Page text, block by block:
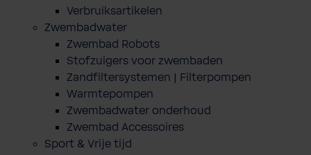
Verbruiksartikelen
Zwembadwater
Zwembad Robots
Stofzuigers voor zwembaden
Zandfiltersystemen | Filterpompen
Warmtepompen
Zwembadwater onderhoud
Zwembad Accessoires
Sport & Vrije tijd